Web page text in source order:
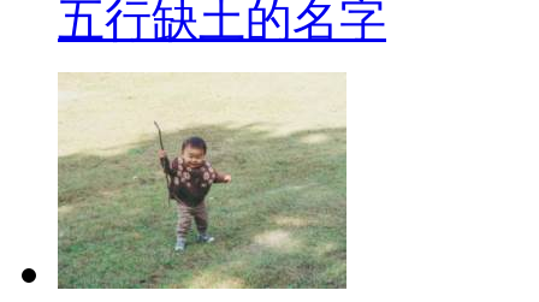
五行缺土的名字